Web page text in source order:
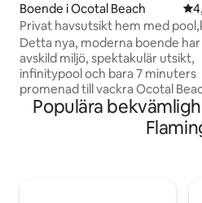
Boende i Ocotal Beach
Privat havsutsikt hem med
promenad till stranden!
Detta nya, moderna boende
avskild miljö, spektakulär utsikt,
infinitypool och bara 7 minuters
promenad till vackra Ocotal
la Pacifica ligger på en klippa
över Ocotal Bay, bara 40 minuter
Liberias flygplats och bara en
Populära